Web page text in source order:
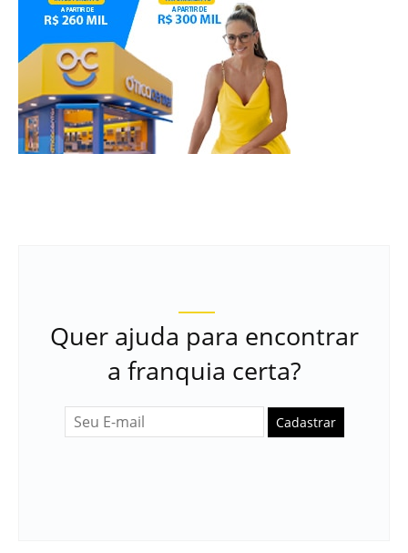
Quer ajuda para encontrar
a franquia certa?
Cadastrar